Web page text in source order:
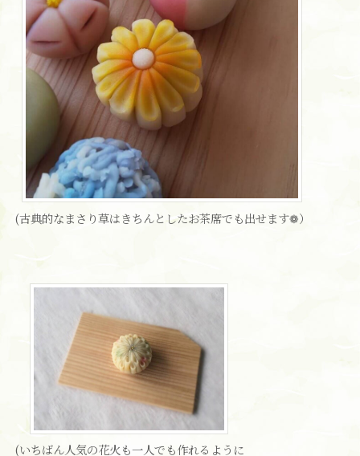
(古典的なまさり草はきちんとしたお茶席でも出せます❁）
(いちばん人気の花火も一人でも作れるように